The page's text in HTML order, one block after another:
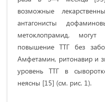
возможные
антагонисты
метоклопрамид, могут
повышение ТТГ без
Амфетамин, ритонавир и
уровень ТТГ в
неясны [15] (см. рис. 1).